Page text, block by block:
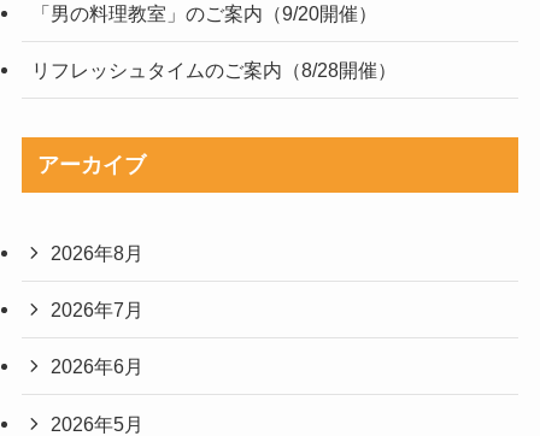
「男の料理教室」のご案内（9/20開催）
リフレッシュタイムのご案内（8/28開催）
アーカイブ
2026年8月
2026年7月
2026年6月
2026年5月